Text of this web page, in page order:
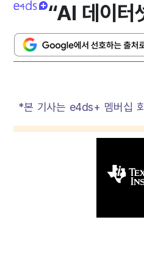
“AI 데이터
*본 기사는 e4ds+ 멤버십